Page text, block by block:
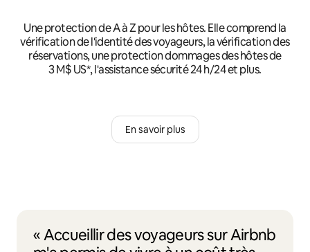
Une protection de A à Z pour les hôtes. Elle comprend la
vérification de l'identité des voyageurs, la vérification des
réservations, une protection dommages des hôtes de
3 M$ US*, l'assistance sécurité 24 h/24 et plus.
En savoir plus
« Accueillir des voyageurs sur Airbnb